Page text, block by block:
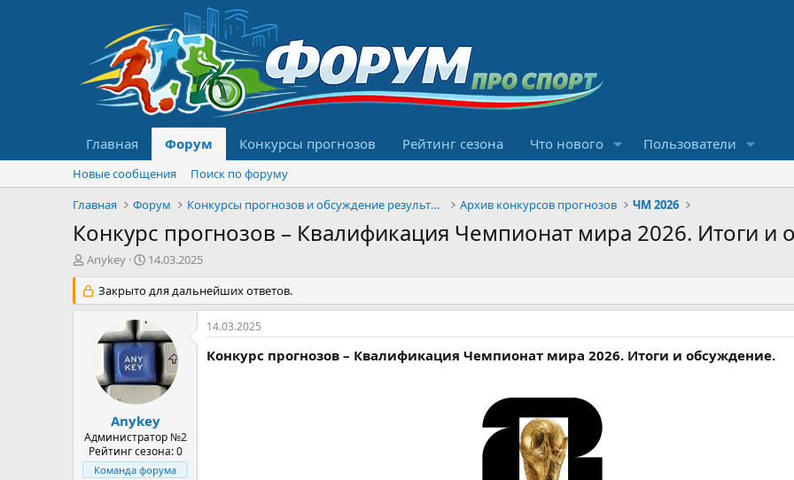
Главная Форум Конкурсы прогнозов Рейтинг сезона Что нового Пользователи
Новые сообщения
Поиск по форуму
Главная
Форум Конкурсы прогнозов и обсуждение результатов Архив конкурсов прогнозов ЧМ 2026
Конкурс прогнозов – Квалификация Чемпионат мира 2026. Итоги и
А
т
о
Anykey
Д
т
а
н
а
ч
а
л
а
14.03.2025
Закрыто для дальнейших ответов.
Anykey
Администратор №2
Рейтинг сезона: 0
Команда форума
14.03.2025
Конкурс прогнозов – Квалификация Чемпионат мира 2026. Итоги и обсуждение.